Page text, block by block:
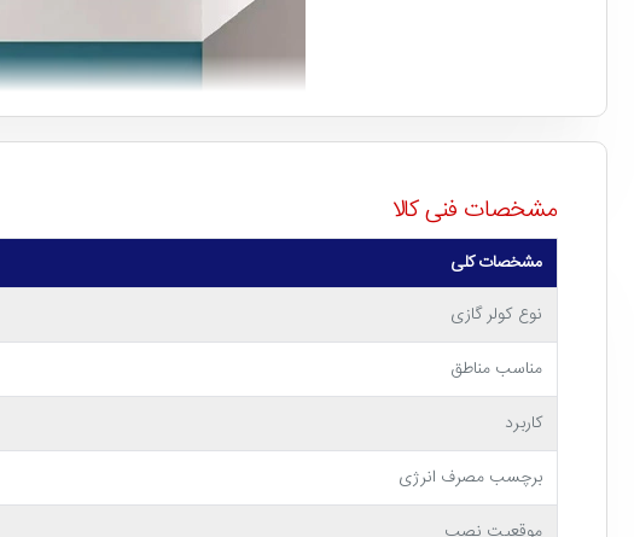
مشخصات فنی کالا
مشخصات کلی
نوع کولر گازی
مناسب مناطق
کاربرد
برچسب مصرف انرژی